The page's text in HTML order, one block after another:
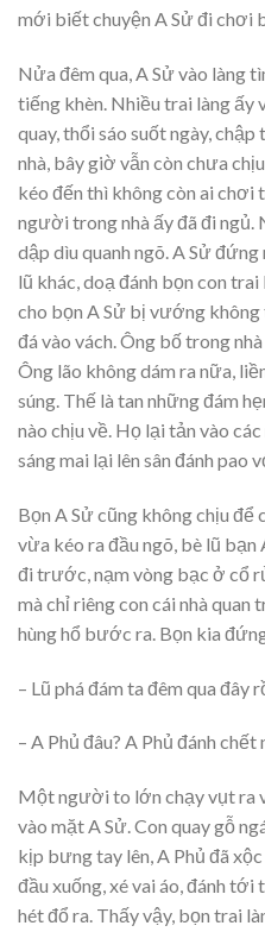
mới biết chuyện A Sử đi chơi
Nửa đêm qua, A Sử vào làng
tiếng khèn. Nhiều trai làng ấy
quay, thổi sáo suốt ngày,
nhà, bây giờ vẫn còn chưa
kéo đến thì không còn ai chơi
người trong nhà ấy đã đi
dập dìu quanh ngõ. A Sử
lũ khác, doạ đánh bọn con
cho bọn A Sử bị vướng
đá vào vách. Ông bố trong
Ông lão không dám ra nữa,
súng. Thế là tan những đám
nào chịu về. Họ lại tản vào
sáng mai lại lên sân đánh pao
Bọn A Sử cũng không chịu để
vừa kéo ra đầu ngõ, bè lũ bạn
đi trước, nạm vòng bạc ở cổ
mà chỉ riêng con cái nhà
hùng hổ bước ra. Bọn kia
– Lũ phá đám ta đêm qua đây
– A Phủ đâu? A Phủ đánh chết
Một người to lớn chạy vụt ra
vào mặt A Sử. Con quay gỗ
kịp bưng tay lên, A Phủ đã
đầu xuống, xé vai áo, đánh
hét đổ ra. Thấy vậy, bọn trai